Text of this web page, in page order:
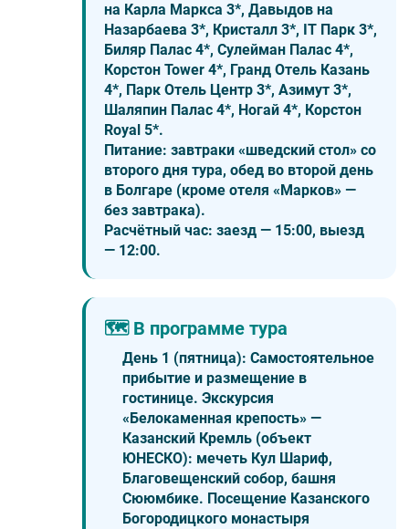
на Карла Маркса 3*, Давыдов на
Назарбаева 3*, Кристалл 3*, IT Парк 3*,
Биляр Палас 4*, Сулейман Палас 4*,
Корстон Tower 4*, Гранд Отель Казань
4*, Парк Отель Центр 3*, Азимут 3*,
Шаляпин Палас 4*, Ногай 4*, Корстон
Royal 5*.
Питание: завтраки «шведский стол» со
второго дня тура, обед во второй день
в Болгаре (кроме отеля «Марков» —
без завтрака).
Расчётный час: заезд — 15:00, выезд
— 12:00.
🗺️ В программе тура
День 1 (пятница): Самостоятельное
прибытие и размещение в
гостинице. Экскурсия
«Белокаменная крепость» —
Казанский Кремль (объект
ЮНЕСКО): мечеть Кул Шариф,
Благовещенский собор, башня
Сююмбике. Посещение Казанского
Богородицкого монастыря